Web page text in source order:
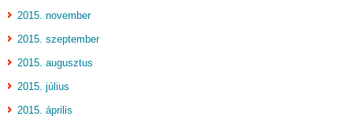
2015. november
2015. szeptember
2015. augusztus
2015. július
2015. április